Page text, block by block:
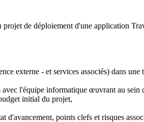
de déploiement d'une application
externe - et services associés) dans
l'équipe informatique œuvrant au sein
initial du projet,
points clefs et risques